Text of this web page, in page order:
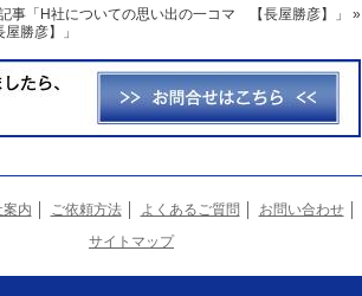
事「H社についての思い出の一コマ 【長屋勝彦】」
»
勝彦】」
案内 ご依頼方法 よくあるご質問 お問い合わせ
サイトマップ